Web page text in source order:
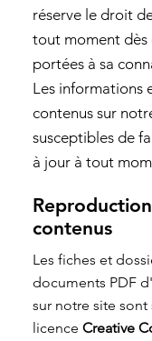
réserve le droit
tout moment dès
portées à sa
Les informations
contenus sur
susceptibles de
à jour à tout
contenus
Les fiches et
documents PDF
sur notre site sont
licence Creative